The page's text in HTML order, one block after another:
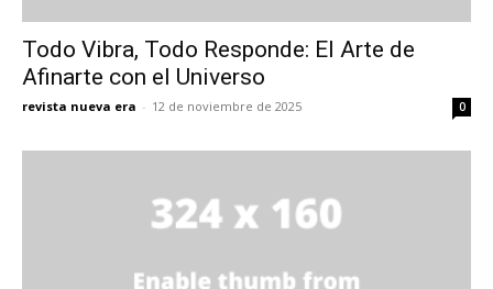
Todo Vibra, Todo Responde: El Arte de
Afinarte con el Universo
revista nueva era - 12 de noviembre de 2025 0